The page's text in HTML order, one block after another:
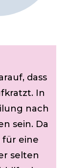
dass
In
nach
sein. Da
für eine
selten